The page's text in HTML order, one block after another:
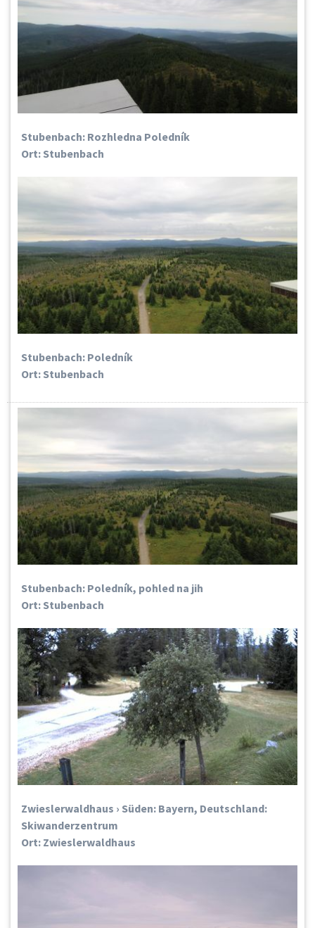
Stubenbach: Rozhledna Poledník
Ort: Stubenbach
Stubenbach: Poledník
Ort: Stubenbach
Stubenbach: Poledník, pohled na jih
Ort: Stubenbach
Zwieslerwaldhaus › Süden: Bayern, Deutschland:
Skiwanderzentrum
Ort: Zwieslerwaldhaus